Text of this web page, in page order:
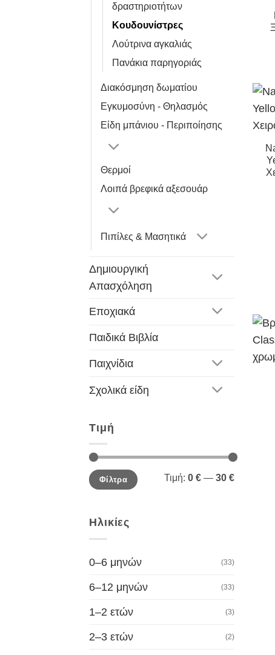
δραστηριοτήτων
Κουδουνίστρες
Λούτρινα αγκαλιάς
Πανάκια παρηγοριάς
Διακόσμηση δωματίου
Εγκυμοσύνη - Θηλασμός
Είδη μπάνιου - Περιποίησης
Θερμοί
Λοιπά βρεφικά αξεσουάρ
Πιπίλες & Μασητικά
Δημιουργική
Απασχόληση
Εποχιακά
Παιδικά Βιβλία
Παιχνίδια
Σχολικά είδη
Τιμή
Ελάχιστη
τιμή
Μέγιστη
τιμήΦίλτρα Τιμή: 0 € — 30 €
Ηλικίες
0–6 μηνών (33)
6–12 μηνών (33)
1–2 ετών (3)
2–3 ετών (2)